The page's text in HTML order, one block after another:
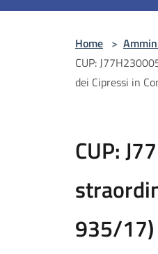
Home >
CUP:
dei Cipressi in
CUP:
935/17)